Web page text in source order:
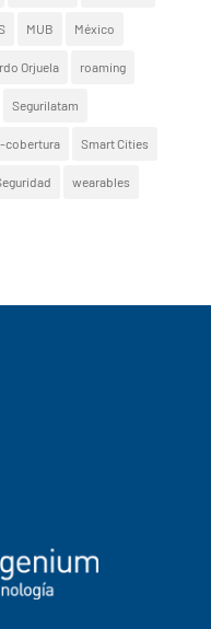
MUB México
Orjuela roaming
Segurilatam
cobertura Smart Cities
wearables